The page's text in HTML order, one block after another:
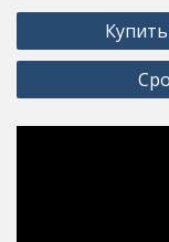
Post
navigation